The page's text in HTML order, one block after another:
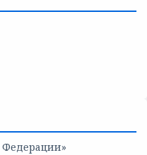
Федерации»